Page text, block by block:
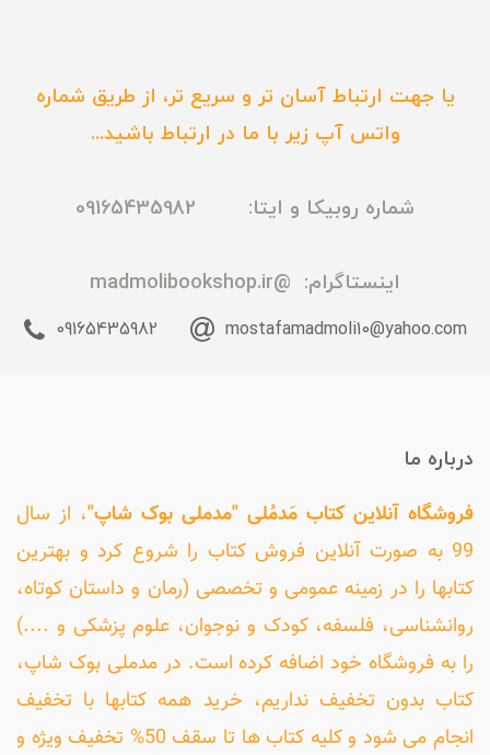
یا جهت ارتباط آسان تر و سریع تر، از طریق شماره
واتس آپ زیر با ما در ارتباط باشید...
شماره روبیکا و ایتا: 09165435982
اینستاگرام: @madmolibookshop.ir
mostafamadmoli10@yahoo.com
09165435982
درباره ما
فروشگاه آنلاین کتاب مَدمُلی "مدملی بوک شاپ"، از سال
99 به صورت آنلاین فروش کتاب را شروع کرد و بهترین
کتابها را در زمینه عمومی و تخصصی (رمان و داستان کوتاه،
روانشناسی، فلسفه، کودک و نوجوان، علوم پزشکی و ....)
را به فروشگاه خود اضافه کرده است. در مدملی بوک شاپ،
کتاب بدون تخفیف نداریم، خرید همه کتابها با تخفیف
انجام می شود و کلیه کتاب ها تا سقف 50% تخفیف ویژه و